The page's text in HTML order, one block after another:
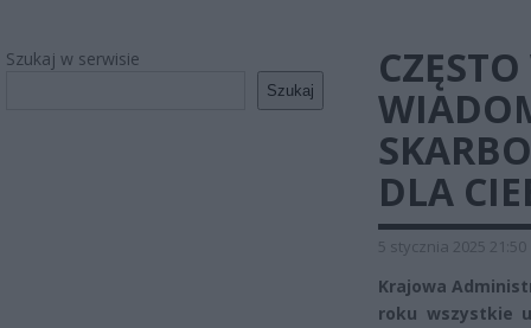
Szukaj w serwisie
Szukaj
DLA
5 stycznia 2025 21:50
Krajowa
roku wszystkie